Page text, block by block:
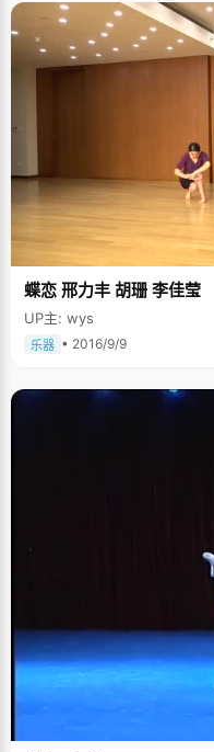
蝶恋 邢力丰 胡珊 李佳莹
UP主: wys
乐器 • 2016/9/9